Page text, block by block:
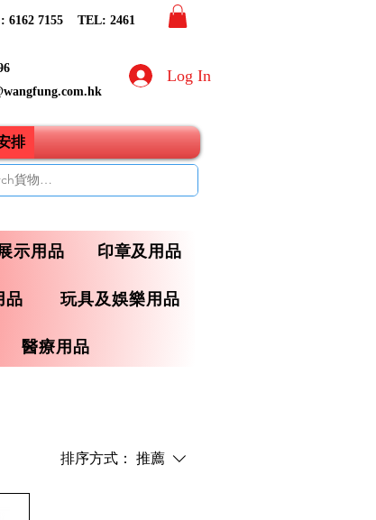
6162 7155​ TEL: 2461
Log In
排
示用品 印章及用品
品 玩具及娛樂用品
醫療用品
排序方式： 推薦